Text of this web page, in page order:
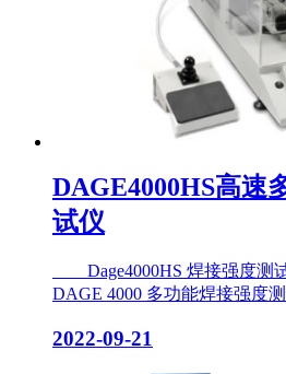
DAGE4000HS高速
试仪
Dage4000HS 焊接强度测
DAGE 4000 多功能焊接强
2022-09-21